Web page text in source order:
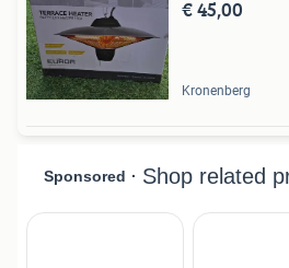
€ 45,00
Kronenberg